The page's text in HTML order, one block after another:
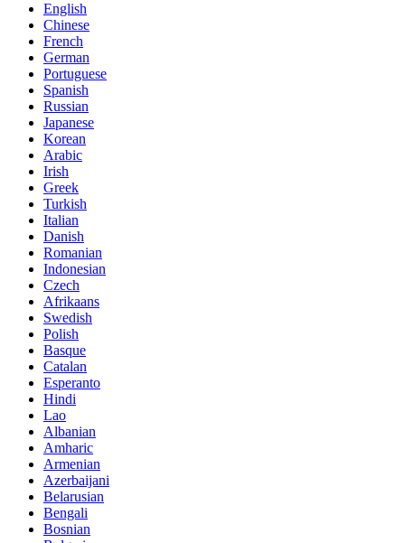
English
Chinese
French
German
Portuguese
Spanish
Russian
Japanese
Korean
Arabic
Irish
Greek
Turkish
Italian
Danish
Romanian
Indonesian
Czech
Afrikaans
Swedish
Polish
Basque
Catalan
Esperanto
Hindi
Lao
Albanian
Amharic
Armenian
Azerbaijani
Belarusian
Bengali
Bosnian